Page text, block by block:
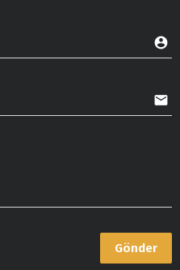
account_circle
email
Gönder